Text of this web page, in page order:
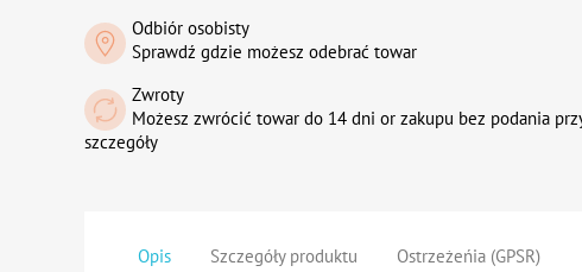
Odbiór osobisty
Sprawdź gdzie możesz odebrać towar
Zwroty
Możesz zwrócić towar do 14 dni or zakupu bez podania
szczegóły
Opis Szczegóły produktu Ostrzeżeńia (GPSR)